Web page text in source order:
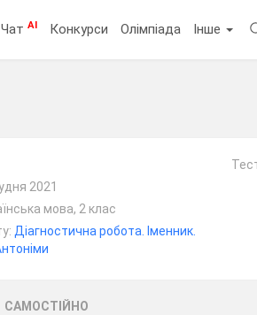
ЧатAI Конкурси Олімпіада Інше
2021
мова, 2 клас
Діагностична робота. Іменник.
САМОСТІЙНО